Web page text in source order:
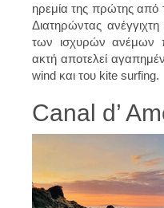
ηρεμία της πρώτης από
Διατηρώντας
των ισχυρών ανέμων
ακτή αποτελεί
wind και του kite surfing.
Canal d’